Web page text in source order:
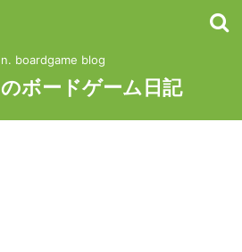
boardgame blog
ボードゲーム日記